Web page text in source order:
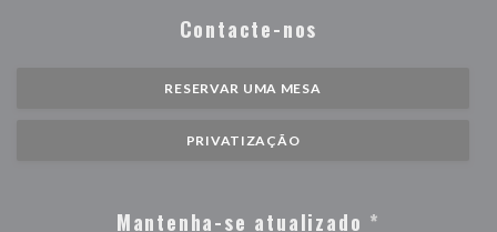
Contacte-nos
RESERVAR UMA MESA
PRIVATIZAÇÃO
Mantenha-se atualizado *